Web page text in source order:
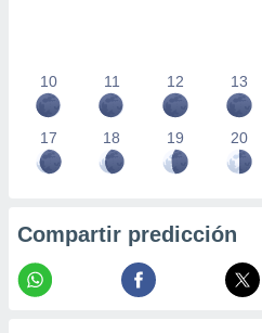
10 11 12 13
17 18 19 20
Compartir predicción